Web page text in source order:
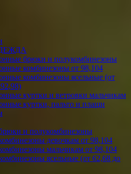
брюки и полукомбинезоны
комбинезоны от 98,104
комбинезоны ясельные (от
куртки и ветровки мальчикам
куртки, пальто и плащи
и полукомбинезоны
девочкам от 98,104
мальчикам от 98,104
ясельные (от 62,68 до